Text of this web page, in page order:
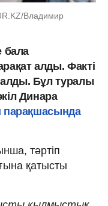
Владимир
бала
алды. Факті
Бұл туралы
Динара
парақшасында
тәртіп
қатысты